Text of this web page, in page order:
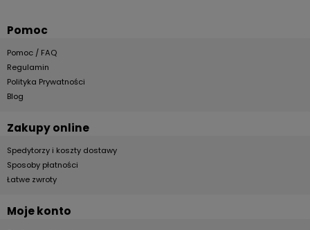
Pomoc
Pomoc / FAQ
Regulamin
Polityka Prywatności
Blog
Zakupy online
Spedytorzy i koszty dostawy
Sposoby płatności
Łatwe zwroty
Moje konto